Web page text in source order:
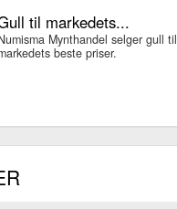
til markedets...
Mynthandel selger gull til
beste priser.